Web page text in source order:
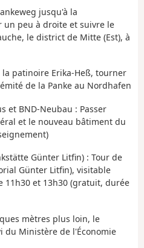
jusqu'à la
un peu à droite et suivre le
le district de Mitte (Est), à
la patinoire Erika-Heß, tourner
de la Panke au Nordhafen
et BND-Neubau : Passer
et le nouveau bâtiment du
Günter Litfin) : Tour de
Günter Litfin), visitable
11h30 et 13h30 (gratuit, durée
mètres plus loin, le
du Ministère de l'Économie